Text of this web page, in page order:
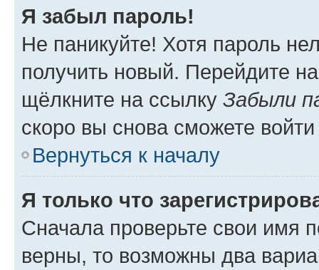
Я забыл пароль!
Не паникуйте! Хотя пароль
получить новый. Перейдите
щёлкните на ссылку Забыли
скоро вы снова сможете
Вернуться к началу
Я только что
Сначала проверьте свои имя
верны, то возможны два